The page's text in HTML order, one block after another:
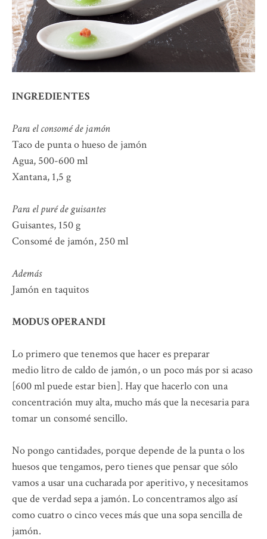
INGREDIENTES
Para el consomé de jamón
Taco de punta o hueso de jamón
Agua, 500-600 ml
Xantana, 1,5 g
Para el puré de guisantes
Guisantes, 150 g
Consomé de jamón, 250 ml
Además
Jamón en taquitos
MODUS OPERANDI
Lo primero que tenemos que hacer es preparar
medio litro de caldo de jamón, o un poco más por si acaso
[600 ml puede estar bien]. Hay que hacerlo con una
concentración muy alta, mucho más que la necesaria para
tomar un consomé sencillo.
No pongo cantidades, porque depende de la punta o los
huesos que tengamos, pero tienes que pensar que sólo
vamos a usar una cucharada por aperitivo, y necesitamos
que de verdad sepa a jamón. Lo concentramos algo así
como cuatro o cinco veces más que una sopa sencilla de
jamón.